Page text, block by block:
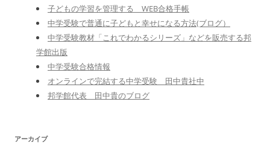
子どもの学習を管理する WEB合格手帳
中学受験で普通に子どもと幸せになる方法(ブログ）
中学受験教材「これでわかるシリーズ」などを販売する邦
学館出版
中学受験合格情報
オンラインで完結する中学受験 田中貴社中
邦学館代表 田中貴のブログ
アーカイブ